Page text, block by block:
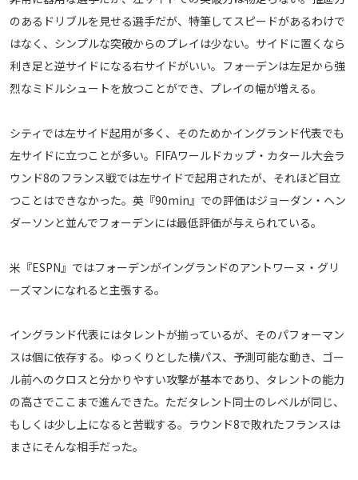
運営会社
ご利用にあたって
Share
© AbemaTV. Inc. All Rights Reserved.
のあるドリブルを見せる選手だが、特筆してスピードがあるわけで
はなく、シンプルな突破からのプレイは少ない。サイドに置くなら
利き足と逆サイドになる右サイドがいい。フォーデンは左足から強
烈なミドルシュートを放つことができ、プレイの幅が増える。
シティでは左サイド起用が多く、そのためかイングランド代表でも
左サイドに立つことが多い。FIFAワールドカップ・カタール大会ラ
ウンド8のフランス戦では左サイドで起用されたが、それほど目立
つことはできなかった。英『90min』での評価はジョーダン・ヘン
ダーソンと並んでフォーデンには最低評価が与えられている。
米『ESPN』ではフォーデンがイングランドのアントワーヌ・グリ
ーズマンになれると主張する。
イングランド代表にはタレントが揃っているが、そのパフォーマン
スは個に依存する。ゆっくりとした横パス、予測可能な動き、ゴー
ル前へのクロスと分かりやすい攻撃が基本であり、タレントの能力
の高さでここまで進んできた。ただタレント同士のレベルが同じ、
もしくは少し上になると苦戦する。ラウンド8で敗れたフランスは
まさにそんな相手だった。